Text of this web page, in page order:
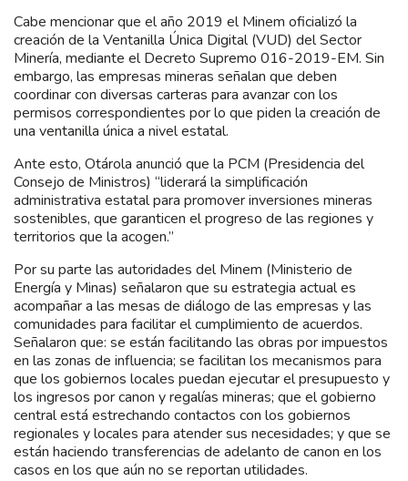
Cabe mencionar que el año 2019 el Minem oficializó la
creación de la Ventanilla Única Digital (VUD) del Sector
Minería, mediante el Decreto Supremo 016-2019-EM. Sin
embargo, las empresas mineras señalan que deben
coordinar con diversas carteras para avanzar con los
permisos correspondientes por lo que piden la creación de
una ventanilla única a nivel estatal.
Ante esto, Otárola anunció que la PCM (Presidencia del
Consejo de Ministros) “liderará la simplificación
administrativa estatal para promover inversiones mineras
sostenibles, que garanticen el progreso de las regiones y
territorios que la acogen.”
Por su parte las autoridades del Minem (Ministerio de
Energía y Minas) señalaron que su estrategia actual es
acompañar a las mesas de diálogo de las empresas y las
comunidades para facilitar el cumplimiento de acuerdos.
Señalaron que: se están facilitando las obras por impuestos
en las zonas de influencia; se facilitan los mecanismos para
que los gobiernos locales puedan ejecutar el presupuesto y
los ingresos por canon y regalías mineras; que el gobierno
central está estrechando contactos con los gobiernos
regionales y locales para atender sus necesidades; y que se
están haciendo transferencias de adelanto de canon en los
casos en los que aún no se reportan utilidades.